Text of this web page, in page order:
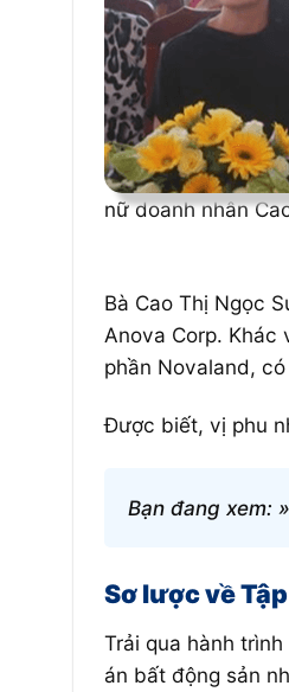
nữ doanh nhân
Bà Cao Thị Ngọc
Anova Corp.
phần Novaland,
Được biết, vị phu
Bạn đang xem: »
Sơ lược về
Trải qua hành
án bất động sản